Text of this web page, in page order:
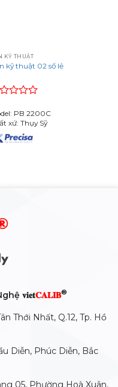
KỸ THUẬT
kỹ thuật 02 số lẻ
PB 2200C
xứ: Thụy Sỹ
𝐯𝐢𝐞𝐭𝐂𝐀𝐋𝐈𝐁®
Thới Nhất, Q.12, Tp. Hồ
Diễn, Phúc Diễn, Bắc
05, Phường Hoà Xuân,